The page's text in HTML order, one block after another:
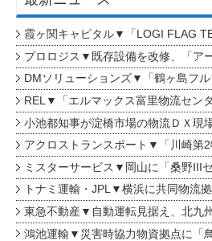
霞ヶ関キャピタル▼「LOGI FLAG
プロロジス▼既存設備を改修、「ア
DMソリューションズ▼「鶴ヶ島フ
REL▼「エルマックス富里物流セン
小池都知事が淀橋市場の物流ＤＸ現
アクロストランスポート▼「川崎第
ミスターサービス▼岡山に「桑野III
トナミ運輸・JPL▼横浜に共同物流
東急不動産▼自動運転見据え、北九
鴻池運輸▼災害時協力物資拠点に「